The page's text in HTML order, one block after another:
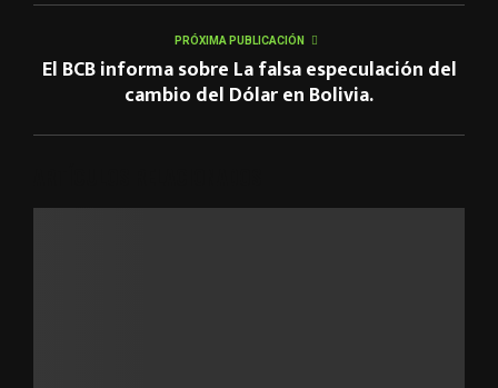
PRÓXIMA PUBLICACIÓN
El BCB informa sobre La falsa especulación del
cambio del Dólar en Bolivia.